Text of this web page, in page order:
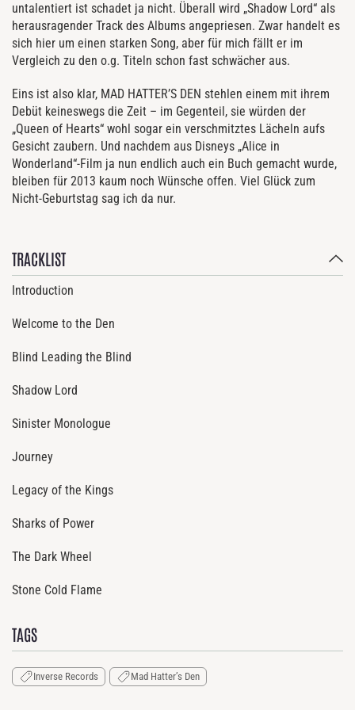
untalentiert ist schadet ja nicht. Überall wird „Shadow Lord“ als
herausragender Track des Albums angepriesen. Zwar handelt es
sich hier um einen starken Song, aber für mich fällt er im
Vergleich zu den o.g. Titeln schon fast schwächer aus.
Eins ist also klar, MAD HATTER’S DEN stehlen einem mit ihrem
Debüt keineswegs die Zeit – im Gegenteil, sie würden der
„Queen of Hearts“ wohl sogar ein verschmitztes Lächeln aufs
Gesicht zaubern. Und nachdem aus Disneys „Alice in
Wonderland“-Film ja nun endlich auch ein Buch gemacht wurde,
bleiben für 2013 kaum noch Wünsche offen. Viel Glück zum
Nicht-Geburtstag sag ich da nur.
TRACKLIST
Introduction
Welcome to the Den
Blind Leading the Blind
Shadow Lord
Sinister Monologue
Journey
Legacy of the Kings
Sharks of Power
The Dark Wheel
Stone Cold Flame
TAGS
Inverse Records Mad Hatter’s Den